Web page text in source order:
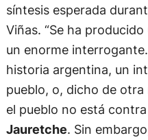
síntesis esperada
Viñas. “Se ha
un enorme
historia argentina, un
pueblo, o, dicho de
el pueblo no está
Jauretche. Sin